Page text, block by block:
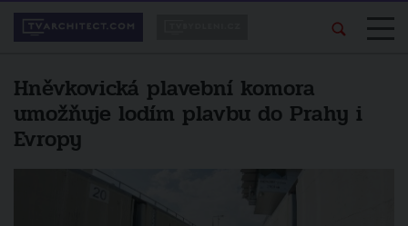
Hněvkovická plavební komora
umožňuje lodím plavbu do Prahy i
Evropy